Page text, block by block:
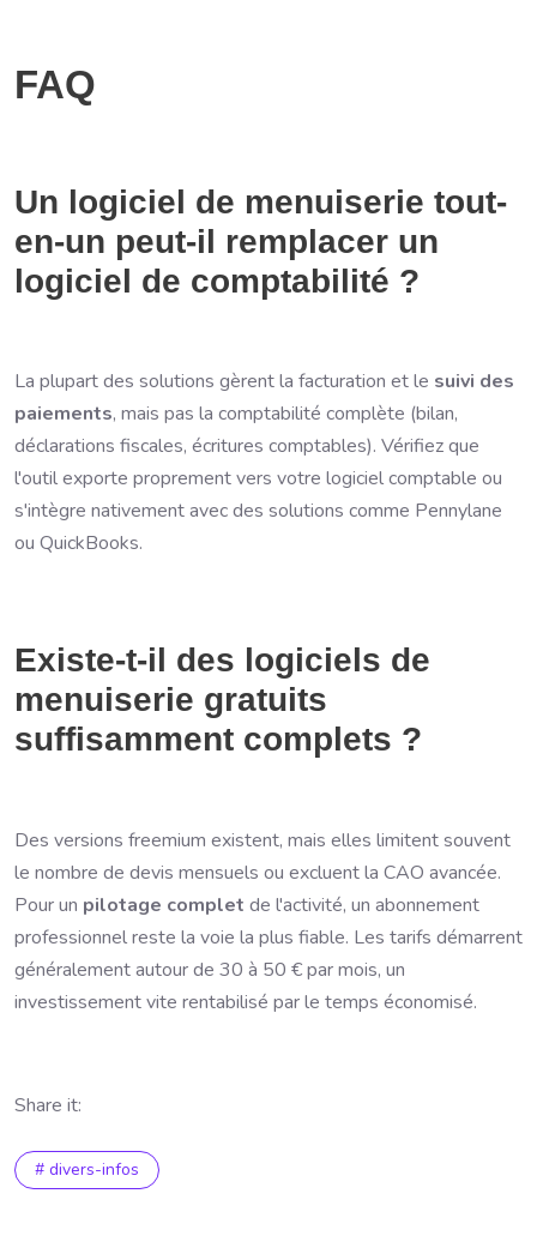
FAQ
Un logiciel de menuiserie tout-
en-un peut-il remplacer un
logiciel de comptabilité ?
La plupart des solutions gèrent la facturation et le suivi des
paiements, mais pas la comptabilité complète (bilan,
déclarations fiscales, écritures comptables). Vérifiez que
l'outil exporte proprement vers votre logiciel comptable ou
s'intègre nativement avec des solutions comme Pennylane
ou QuickBooks.
Existe-t-il des logiciels de
menuiserie gratuits
suffisamment complets ?
Des versions freemium existent, mais elles limitent souvent
le nombre de devis mensuels ou excluent la CAO avancée.
Pour un pilotage complet de l'activité, un abonnement
professionnel reste la voie la plus fiable. Les tarifs démarrent
généralement autour de 30 à 50 € par mois, un
investissement vite rentabilisé par le temps économisé.
Share it:
# divers-infos